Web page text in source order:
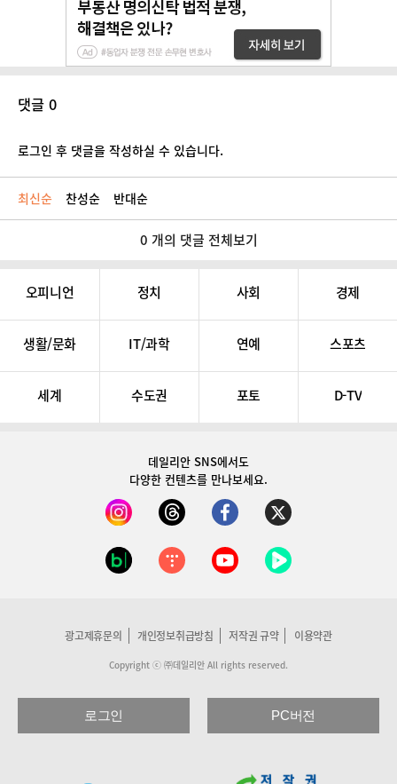
댓글 0
로그인 후 댓글을 작성하실 수 있습니다.
최신순 찬성순 반대순
0 개의 댓글 전체보기
오피니언 정치 사회 경제
생활/문화 IT/과학 연예 스포츠
세계 수도권 포토 D-TV
데일리안 SNS에서도
다양한 컨텐츠를 만나보세요.
광고제휴문의 개인정보취급방침 저작권 규약 이용약관
Copyright ⓒ ㈜데일리안 All rights reserved.
로그인 PC버전